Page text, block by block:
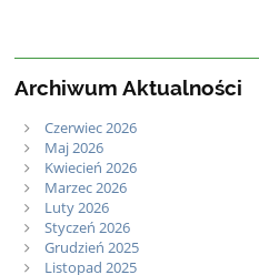
Archiwum Aktualności
Czerwiec 2026
Maj 2026
Kwiecień 2026
Marzec 2026
Luty 2026
Styczeń 2026
Grudzień 2025
Listopad 2025